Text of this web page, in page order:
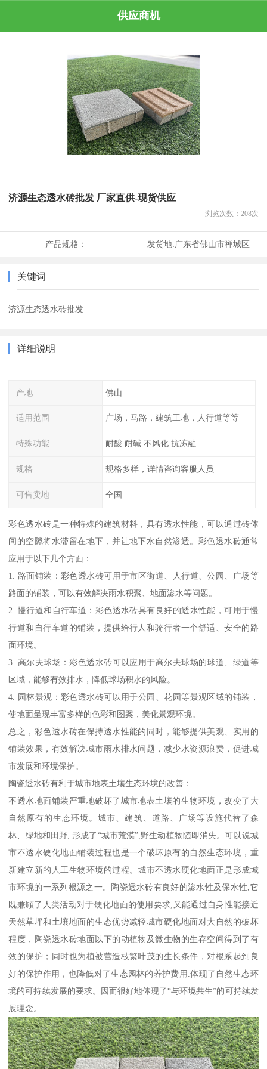
供应商机
济源生态透水砖批发 厂家直供-现货供应
浏览次数： 208次
产品规格： 发货地:广东省佛山市禅城区
关键词
济源生态透水砖批发
详细说明
产地 佛山
适用范围 广场，马路，建筑工地，人行道等等
特殊功能 耐酸 耐碱 不风化 抗冻融
规格 规格多样，详情咨询客服人员
可售卖地 全国
彩色透水砖是一种特殊的建筑材料，具有透水性能，可以通过砖体
间的空隙将水滞留在地下，并让地下水自然渗透。彩色透水砖通常
应用于以下几个方面：
1. 路面铺装：彩色透水砖可用于市区街道、人行道、公园、广场等
路面的铺装，可以有效解决雨水积聚、地面渗水等问题。
2. 慢行道和自行车道：彩色透水砖具有良好的透水性能，可用于慢
行道和自行车道的铺装，提供给行人和骑行者一个舒适、安全的路
面环境。
3. 高尔夫球场：彩色透水砖可以应用于高尔夫球场的球道、绿道等
区域，能够有效排水，降低球场积水的风险。
4. 园林景观：彩色透水砖可以用于公园、花园等景观区域的铺装，
使地面呈现丰富多样的色彩和图案，美化景观环境。
总之，彩色透水砖在保持透水性能的同时，能够提供美观、实用的
铺装效果，有效解决城市雨水排水问题，减少水资源浪费，促进城
市发展和环境保护。
陶瓷透水砖有利于城市地表土壤生态环境的改善：
不透水地面铺装严重地破坏了城市地表土壤的生物环境，改变了大
自然原有的生态环境。城市、建筑、道路、广场等设施代替了森
林、绿地和田野, 形成了“城市荒漠”,野生动植物随即消失。可以说城
市不透水硬化地面铺装过程也是一个破坏原有的自然生态环境，重
新建立新的人工生物环境的过程。城市不透水硬化地面正是形成城
市环境的一系列根源之一。陶瓷透水砖有良好的渗水性及保水性,它
既兼頋了人类活动对于硬化地面的使用要求,又能通过自身性能接近
天然草坪和土壤地面的生态优势减轻城市硬化地面对大自然的破坏
程度，陶瓷透水砖地面以下的动植物及微生物的生存空间得到了有
效的保护；同时也为植被营造枝繁叶茂的生长条件，对根系起到良
好的保护作用，也降低对了生态园林的养护费用.体现了自然生态环
境的可持续发展的要求。因而很好地体现了“与环境共生”的可持续发
展理念。